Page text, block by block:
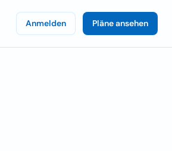
Anmelden Pläne ansehen